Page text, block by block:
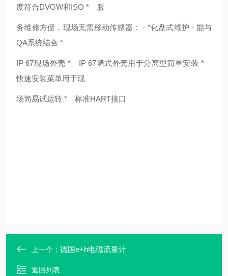
度符合DVGW和ISO * 服
务维修方便，现场无需移动传感器： - *化盘式维护 - 能与
QA系统结合 *
IP 67现场外壳 * IP 67墙式外壳用于分离型简单安装 *
快速安装菜单用于现
场简易试运转 * 标准HART接口
上一个： 德国e+h电磁流量计
返回列表